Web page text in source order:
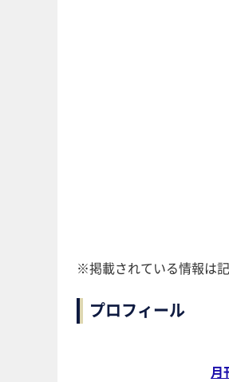
※掲載されている情報は
プロフィール
月